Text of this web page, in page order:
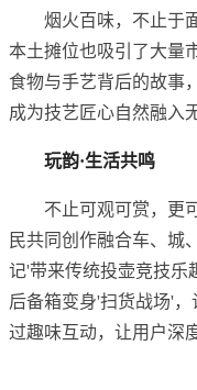
烟火百味，不止于
本土摊位也吸引了大量
食物与手艺背后的故事
成为技艺匠心自然融入
玩韵·生活共鸣
不止可观可赏，更
民共同创作融合车、城
记'带来传统投壶竞技乐
后备箱变身'扫货战场'
过趣味互动，让用户深